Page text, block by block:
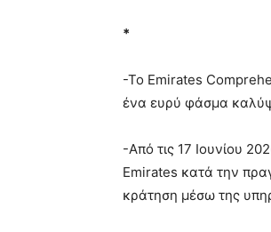
*
-Το Emirates
ένα ευρύ φάσμα
-Από τις 17 Ιουνίου
Emirates κατά την
κράτηση μέσω της